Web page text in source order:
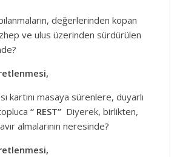
değerlerinden kopan
ve ulus üzerinden sürdürülen
kartını masaya sürenlere, duyarlı
“ REST” Diyerek, birlikten,
almalarının neresinde?